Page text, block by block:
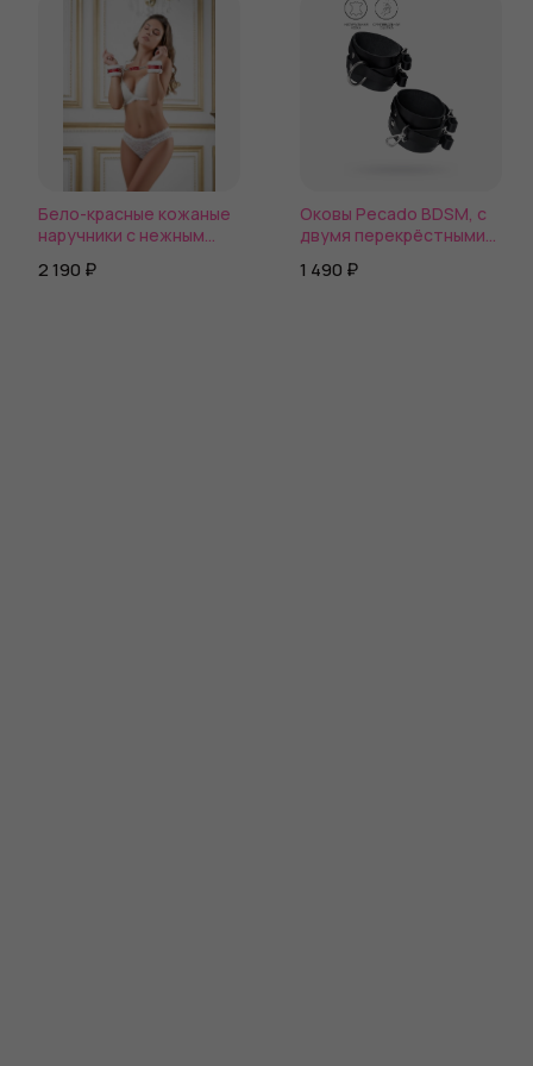
Бело-красные кожаные
наручники с нежным
2 190 ₽
Оковы Pecado BDSM, с
двумя перекрёстными
оригинальный карабин,
1 490 ₽